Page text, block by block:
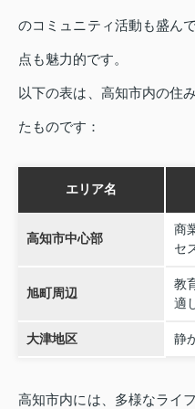
のコミュニティ活動も盛ん
点も魅力的です。
以下の表は、高知市内の住
たものです：
エリア名
高知市中心部
商
セ
旭町周辺
教
適
大津地区 静
高知市内には、多様なライ